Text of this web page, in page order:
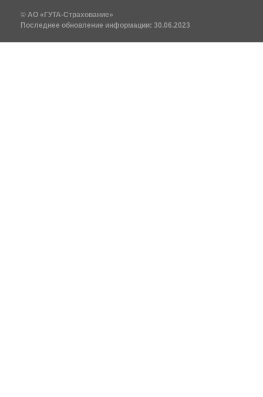
© АО «ГУТА-Страхование»
Последнее обновление информации: 30.06.2023